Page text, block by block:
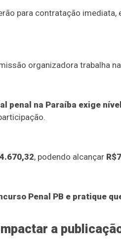
para contratação
organizadora trabalha
penal na Paraíba exige
, podendo alcançar
Penal PB e pratique
a